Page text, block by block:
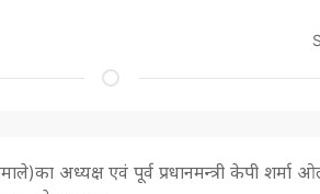
अध्यक्ष एवं पूर्व प्रधानमन्त्री केपी शर्मा